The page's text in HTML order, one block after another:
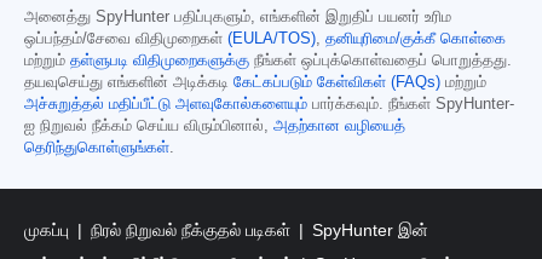
அனைத்து SpyHunter பதிப்புகளும், எங்களின் இறுதிப் பயனர் உரிம
ஒப்பந்தம்/சேவை விதிமுறைகள் (EULA/TOS), தனியுரிமை/குக்கீ கொள்கை
மற்றும் தள்ளுபடி விதிமுறைகளுக்கு நீங்கள் ஒப்புக்கொள்வதைப் பொறுத்தது.
தயவுசெய்து எங்களின் அடிக்கடி கேட்கப்படும் கேள்விகள் (FAQs) மற்றும்
அச்சுறுத்தல் மதிப்பீட்டு அளவுகோல்களையும் பார்க்கவும். நீங்கள் SpyHunter-
ஐ நிறுவல் நீக்கம் செய்ய விரும்பினால், அதற்கான வழியைத்
தெரிந்துகொள்ளுங்கள்.
முகப்பு நிரல் நிறுவல் நீக்குதல் படிகள்
SpyHunter இன்